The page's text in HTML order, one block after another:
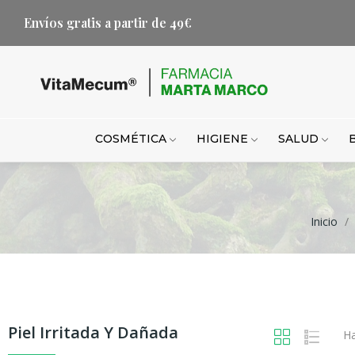
Envíos gratis a partir de 49€
COSMÉTICA HIGIENE SALUD
Inicio
Piel Irritada Y Dañada